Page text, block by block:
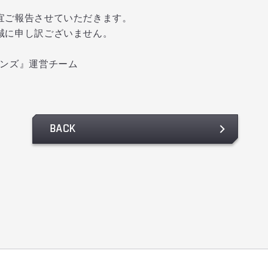
報告させていただきます。
申し訳ございません。
ズ』運営チーム
BACK